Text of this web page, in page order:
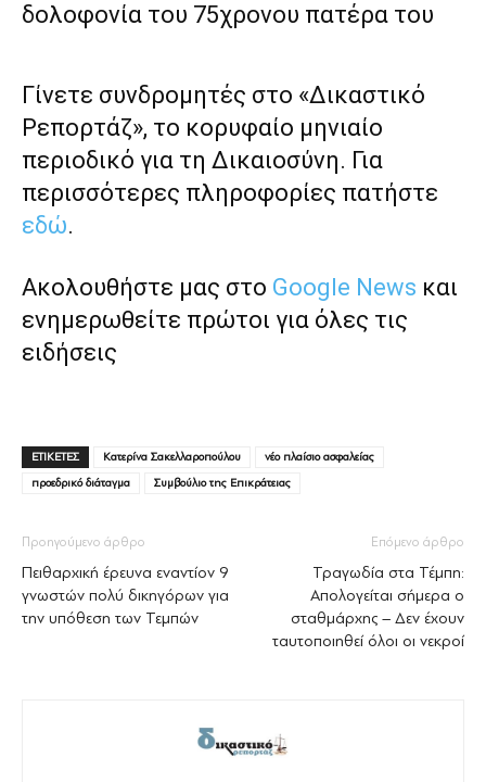
δολοφονία του 75χρονου πατέρα του
Γίνετε συνδρομητές στο «Δικαστικό
Ρεπορτάζ», το κορυφαίο μηνιαίο
περιοδικό για τη Δικαιοσύνη. Για
περισσότερες πληροφορίες πατήστε
εδώ.
Ακολουθήστε μας στο Google News και
ενημερωθείτε πρώτοι για όλες τις
ειδήσεις
ΕΤΙΚΕΤΕΣ Κατερίνα Σακελλαροπούλου
νέο πλαίσιο ασφαλείας
προεδρικό διάταγμα
Συμβούλιο της Επικράτειας
Προηγούμενο άρθρο
Πειθαρχική έρευνα εναντίον 9
γνωστών πολύ δικηγόρων για
την υπόθεση των Τεμπών
Επόμενο άρθρο
Τραγωδία στα Τέμπη:
Απολογείται σήμερα ο
σταθμάρχης – Δεν έχουν
ταυτοποιηθεί όλοι οι νεκροί